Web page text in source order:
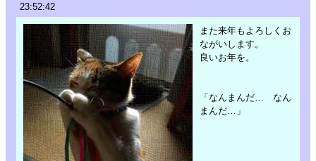
23:52:42
また来年もよろしくお
ながいします。
良いお年を。
「なんまんだ… なん
まんだ…」